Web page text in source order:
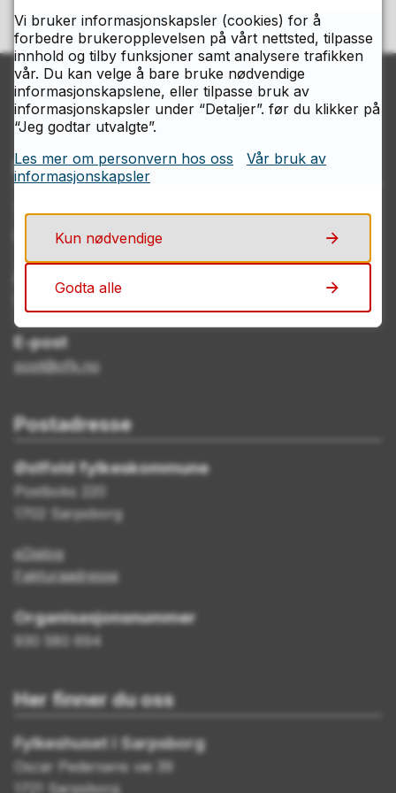
Kontakt Østfolds servicesenter
Telefon
69 11 70 00
E-post
post@ofk.no
Postadresse
Østfold fylkeskommune
Postboks 220
1702 Sarpsborg
eDialog
Fakturaadresse
Organisasjonsnummer
930 580 694
Her finner du oss
Fylkeshuset i Sarpsborg
Oscar Pedersens vei 39
1721 Sarpsborg
Vi bruker informasjonskapsler (cookies) for å
forbedre brukeropplevelsen på vårt nettsted, tilpasse
innhold og tilby funksjoner samt analysere trafikken
vår. Du kan velge å bare bruke nødvendige
informasjonskapslene, eller tilpasse bruk av
informasjonskapsler under “Detaljer”. før du klikker på
“Jeg godtar utvalgte”.
Les mer om personvern hos oss
Vår bruk av
informasjonskapsler
Kun nødvendige
Godta alle